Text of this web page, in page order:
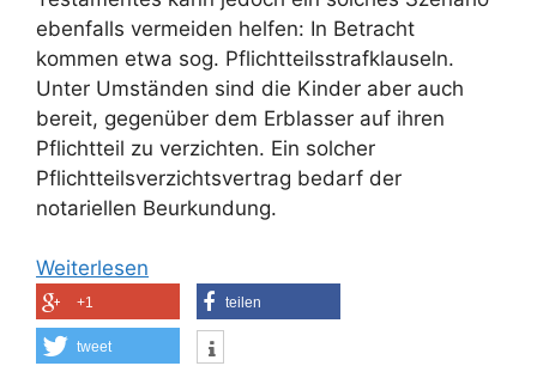
ebenfalls vermeiden helfen: In Betracht
kommen etwa sog. Pflichtteilsstrafklauseln.
Unter Umständen sind die Kinder aber auch
bereit, gegenüber dem Erblasser auf ihren
Pflichtteil zu verzichten. Ein solcher
Pflichtteilsverzichtsvertrag bedarf der
notariellen Beurkundung.
Weiterlesen
+1 teilen
tweet